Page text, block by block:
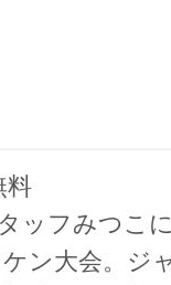
料
ッフみつこ
ン大会。ジ